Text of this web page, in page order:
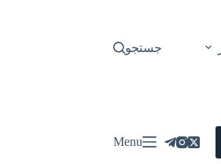
جستجو
Menu